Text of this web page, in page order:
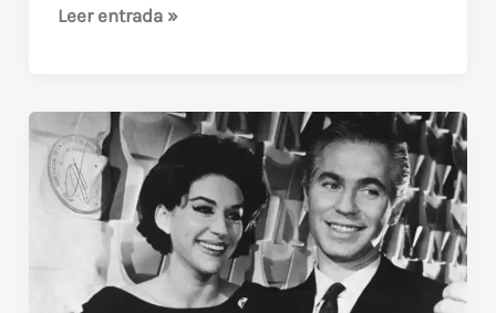
El
Oro
(1996)
con
Pablo
Alarcón
Leer entrada »